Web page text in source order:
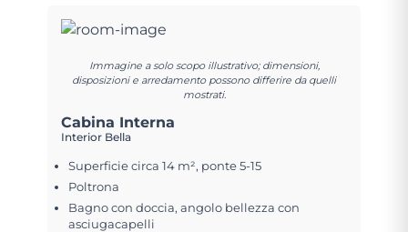
Immagine a solo scopo illustrativo; dimensioni,
disposizioni e arredamento possono differire da quelli
mostrati.
Cabina Interna
Interior Bella
Superficie circa 14 m², ponte 5-15
Poltrona
Bagno con doccia, angolo bellezza con
asciugacapelli